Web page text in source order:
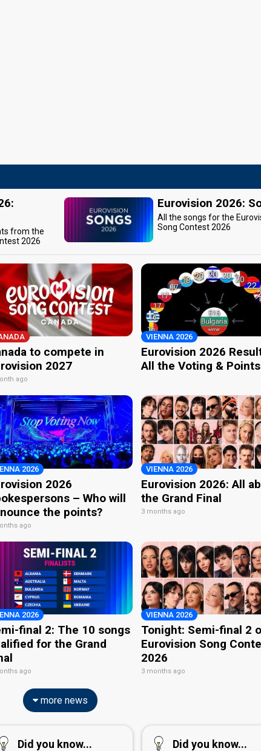
from the
2026
Eurovision 2026:
All the songs for the
Song Contest 2026
to compete in
2027
ago
VIENNA 2026
Eurovision 2026
All the Voting & Points
2026
2026
– Who will
the points?
ago
VIENNA 2026
Eurovision 2026: All
the Grand Final
3 months ago
2026
final 2: The 10 songs
for the Grand
ago
VIENNA 2026
Tonight: Semi-final 2
Eurovision Song
2026
3 months ago
more news
Did you know... Did you know...